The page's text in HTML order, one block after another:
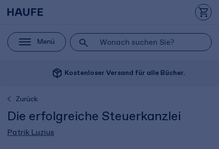
Menü
package_2 Kostenloser Versand für alle Bücher.
Zurück
Die erfolgreiche Steuerkanzlei
Patrik Luzius